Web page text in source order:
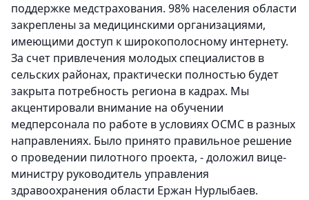
поддержке медстрахования. 98% населения области
закреплены за медицинскими организациями,
имеющими доступ к широкополосному интернету.
За счет привлечения молодых специалистов в
сельских районах, практически полностью будет
закрыта потребность региона в кадрах. Мы
акцентировали внимание на обучении
медперсонала по работе в условиях ОСМС в разных
направлениях. Было принято правильное решение
о проведении пилотного проекта, - доложил вице-
министру руководитель управления
здравоохранения области Ержан Нурлыбаев.